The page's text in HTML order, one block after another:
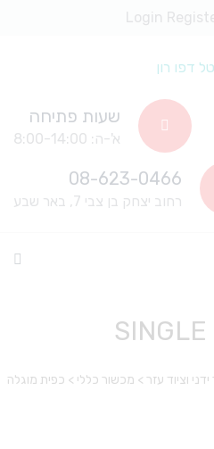
Login
שעות פתיחה
א'-ה: 8:00-14:00
08-623-0466
רחוב יצחק בן צבי 7, באר שבע
וציוד עזר > מכשור כללי > כפית מוגלה